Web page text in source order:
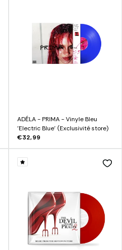
ADÉLA - PRIMA - Vinyle Bleu
'Electric Blue' (Exclusivité store)
€32,99